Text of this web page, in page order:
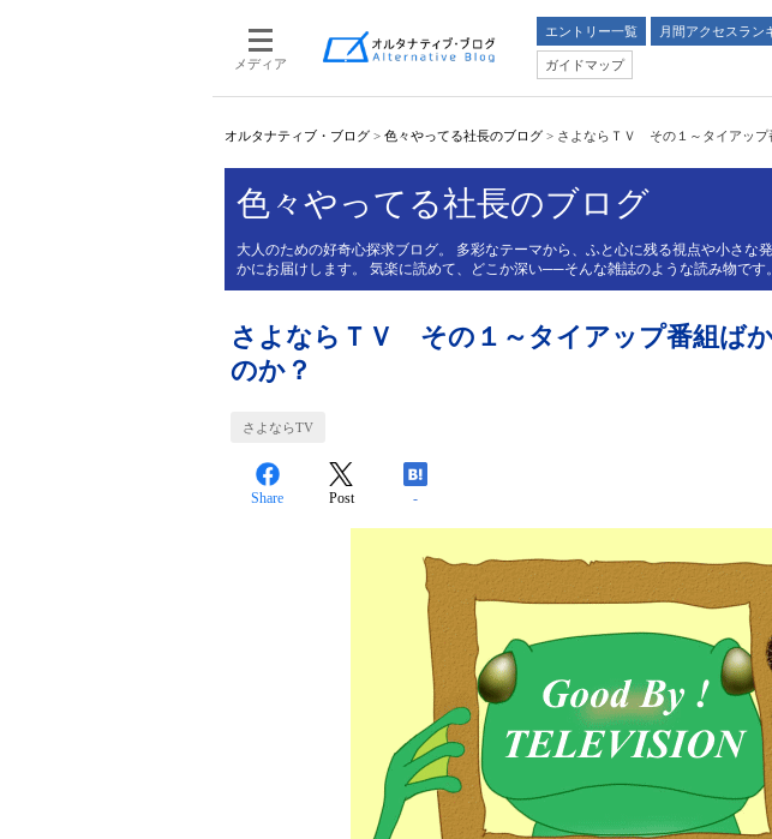
メディア
エントリー一覧 月間アクセスラン
ガイドマップ
オルタナティブ・ブログ > 色々やってる社長のブログ > さよならＴＶ その１～タイアップ
色々やってる社長のブログ
大人のための好奇心探求ブログ。 多彩なテーマから、ふと心に残る視点や小さな
かにお届けします。 気楽に読めて、どこか深い──そんな雑誌のような読み物です。
さよならＴＶ その１～タイアップ番組ば
のか？
さよならTV
Share Post -